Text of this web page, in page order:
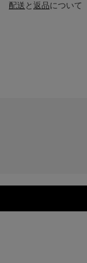
配送と返品について